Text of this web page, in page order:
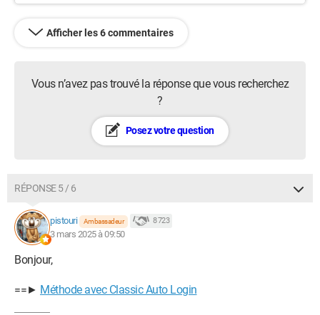
Afficher les 6 commentaires
Vous n’avez pas trouvé la réponse que vous recherchez
?
Posez votre question
RÉPONSE 5 / 6
pistouri Ambassadeur 8 723
3 mars 2025 à 09:50
Bonjour,
==► Méthode avec Classic Auto Login